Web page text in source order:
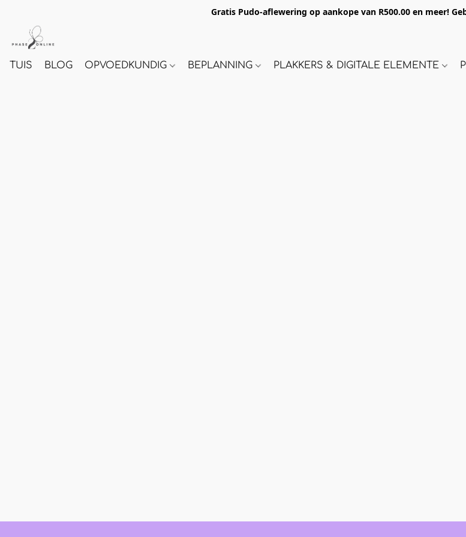
Gratis Pudo-aflewering op aankope van R500.00 en meer!
TUIS BLOG OPVOEDKUNDIG BEPLANNING PLAKKERS & DIGITALE ELEMENTE